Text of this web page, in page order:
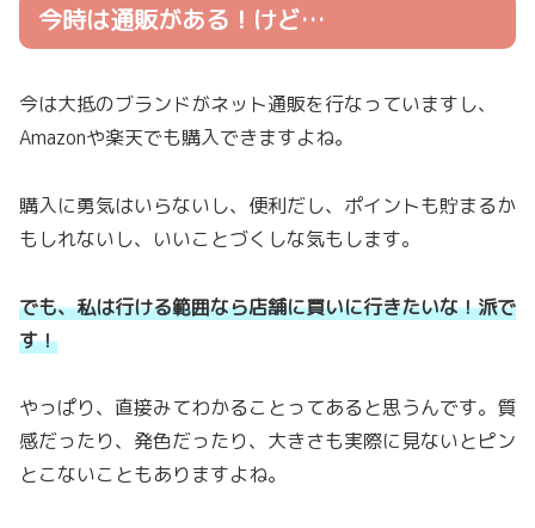
今時は通販がある！けど…
今は大抵のブランドがネット通販を行なっていますし、
Amazonや楽天でも購入できますよね。
購入に勇気はいらないし、便利だし、ポイントも貯まるか
もしれないし、いいことづくしな気もします。
でも、私は行ける範囲なら店舗に買いに行きたいな！派で
す！
やっぱり、直接みてわかることってあると思うんです。質
感だったり、発色だったり、大きさも実際に見ないとピン
とこないこともありますよね。